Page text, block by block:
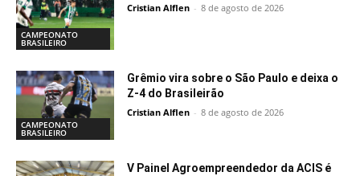
CAMPEONATO
BRASILEIRO
Cristian Alflen - 8 de agosto de 2026
CAMPEONATO
BRASILEIRO
Grêmio vira sobre o São Paulo e deixa o
Z-4 do Brasileirão
Cristian Alflen - 8 de agosto de 2026
V Painel Agroempreendedor da ACIS é